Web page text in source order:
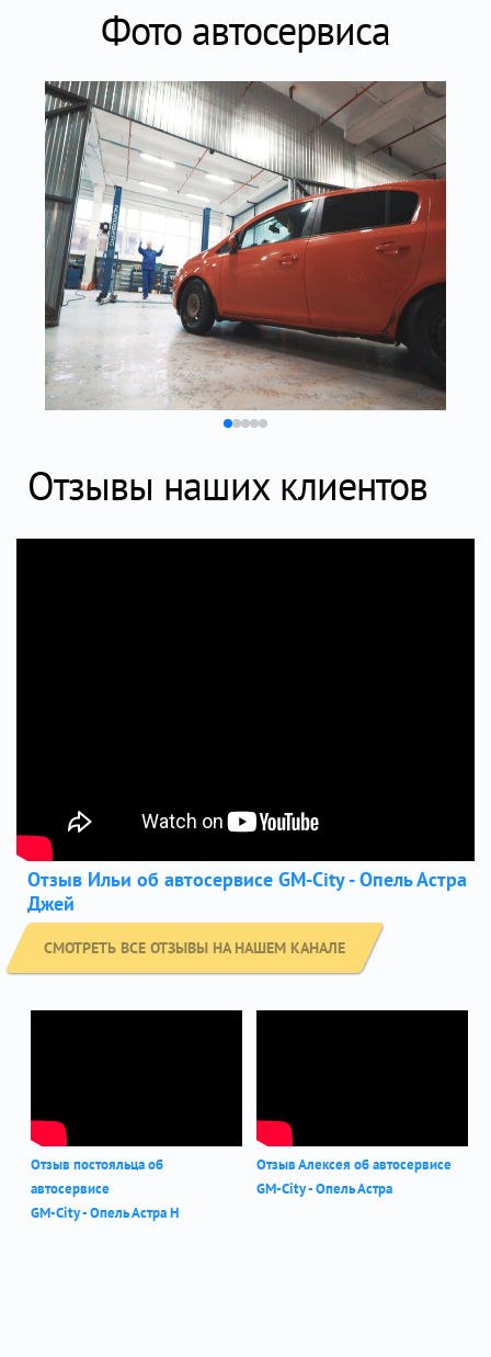
Фото автосервиса
Отзывы наших клиентов
Отзыв Ильи об автосервисе GM-City - Опель Астра
Джей
СМОТРЕТЬ ВСЕ ОТЗЫВЫ НА НАШЕМ КАНАЛЕ
Отзыв постояльца об
автосервисе
GM-City - Опель Астра Н
Отзыв Алексея об автосервисе
GM-City - Опель Астра